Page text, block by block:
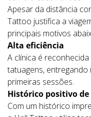
Apesar da distância
Tattoo justifica a
principais motivos
Alta eficiência
A clínica é
tatuagens, entregando
primeiras sessões.
Histórico positivo
Com um histórico